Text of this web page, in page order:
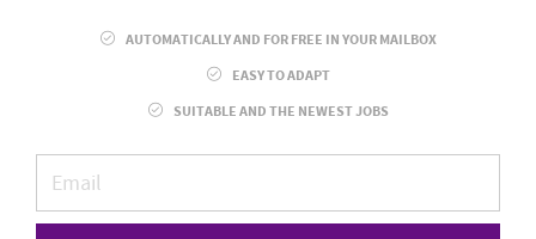
AUTOMATICALLY AND FOR FREE IN YOUR MAILBOX
EASY TO ADAPT
SUITABLE AND THE NEWEST JOBS